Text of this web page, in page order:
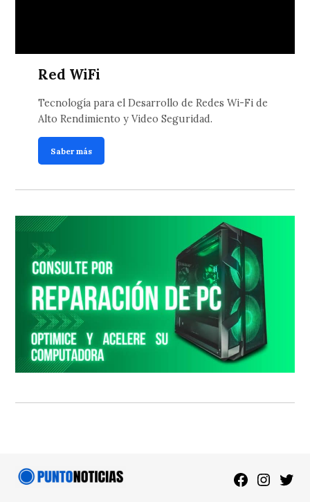
Red WiFi
Tecnología para el Desarrollo de Redes Wi-Fi de
Alto Rendimiento y Video Seguridad.
Saber más
Facebook